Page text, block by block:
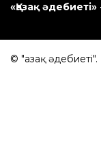
«Қазақ
© "Қазақ әдебиеті".